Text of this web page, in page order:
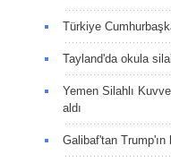
Türkiye
Tayland'da okula
Yemen Silahlı
aldı
Galibaf'tan